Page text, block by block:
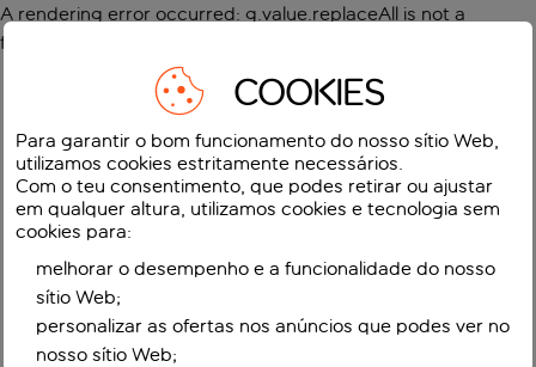
A rendering error occurred: g.value.replaceAll is not a
function
COOKIES
Para garantir o bom funcionamento do nosso sítio Web,
utilizamos cookies estritamente necessários.
Com o teu consentimento, que podes retirar ou ajustar
em qualquer altura, utilizamos cookies e tecnologia sem
cookies para:
melhorar o desempenho e a funcionalidade do nosso
sítio Web;
personalizar as ofertas nos anúncios que podes ver no
nosso sítio Web;